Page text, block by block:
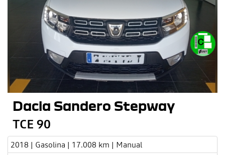
Dacia Sandero Stepway
TCE 90
2018 | Gasolina | 17.008 km | Manual